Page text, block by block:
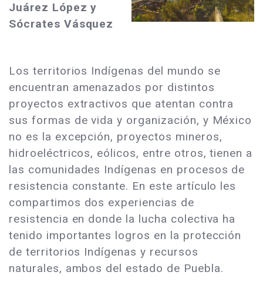
Juárez López y
Sócrates Vásquez
Los territorios Indígenas del mundo se
encuentran amenazados por distintos
proyectos extractivos que atentan contra
sus formas de vida y organización, y México
no es la excepción, proyectos mineros,
hidroeléctricos, eólicos, entre otros, tienen a
las comunidades Indígenas en procesos de
resistencia constante. En este artículo les
compartimos dos experiencias de
resistencia en donde la lucha colectiva ha
tenido importantes logros en la protección
de territorios Indígenas y recursos
naturales, ambos del estado de Puebla.